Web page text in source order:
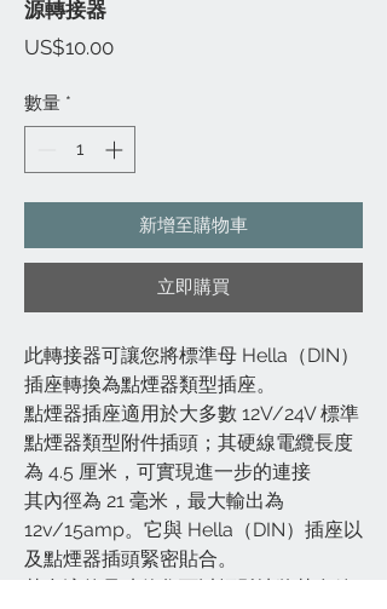
源轉接器
US$10.00價
數量 *
新增至購物車
立即購買
此轉接器可讓您將標準母 Hella（DIN）
插座轉換為點煙器類型插座。
點煙器插座適用於大多數 12V/24V 標準
點煙器類型附件插頭；其硬線電纜長度
為 4.5 厘米，可實現進一步的連接
其內徑為 21 毫米，最大輸出為
12v/15amp。它與 Hella（DIN）插座以
及點煙器插頭緊密貼合。
其合適的尺寸使您可以輕鬆地將其存放